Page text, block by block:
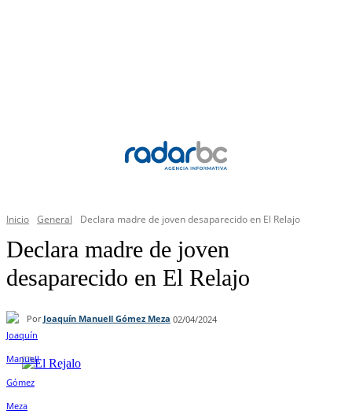
Inicio General Declara madre de joven desaparecido en El Relajo
Declara madre de joven
desaparecido en El Relajo
Por Joaquín Manuell Gómez Meza 02/04/2024